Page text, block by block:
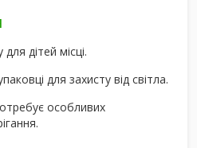
дітей місці.
для захисту від світла.
особливих